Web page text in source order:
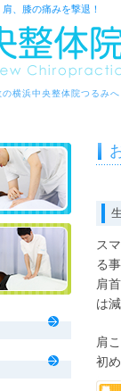
、膝の痛みを撃退！
横浜中央整体院つるみへ
ス
る
肩
は
肩
初